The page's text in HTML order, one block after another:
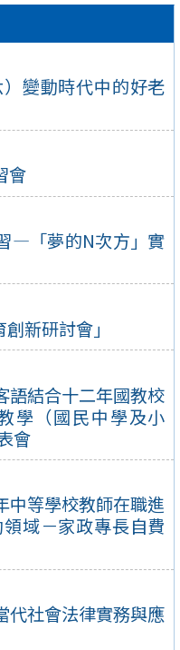
變動時代中的好老
會
—「夢的N次方」實
新研討會」
語結合十二年國教校
學（國民中學及小
會
中等學校教師在職進
域－家政專長自費
代社會法律實務與應